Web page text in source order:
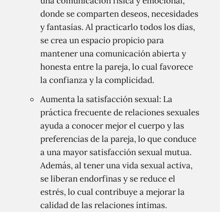
donde se comparten deseos, necesidades
y fantasías. Al practicarlo todos los días,
se crea un espacio propicio para
mantener una comunicación abierta y
honesta entre la pareja, lo cual favorece
la confianza y la complicidad.
Aumenta la satisfacción sexual: La
práctica frecuente de relaciones sexuales
ayuda a conocer mejor el cuerpo y las
preferencias de la pareja, lo que conduce
a una mayor satisfacción sexual mutua.
Además, al tener una vida sexual activa,
se liberan endorfinas y se reduce el
estrés, lo cual contribuye a mejorar la
calidad de las relaciones íntimas.